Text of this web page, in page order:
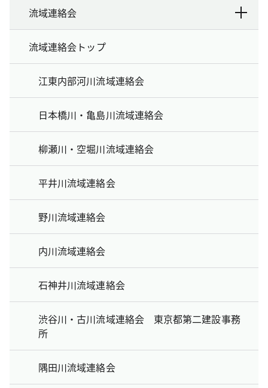
流域連絡会
流域連絡会トップ
江東内部河川流域連絡会
日本橋川・亀島川流域連絡会
柳瀬川・空堀川流域連絡会
平井川流域連絡会
野川流域連絡会
内川流域連絡会
石神井川流域連絡会
渋谷川・古川流域連絡会 東京都第二建設事務
所
隅田川流域連絡会